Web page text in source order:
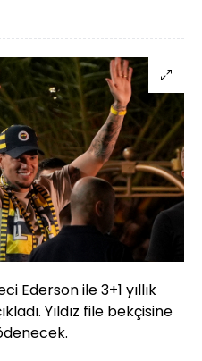
Ederson ile 3+1 yıllık
Yıldız file bekçisine